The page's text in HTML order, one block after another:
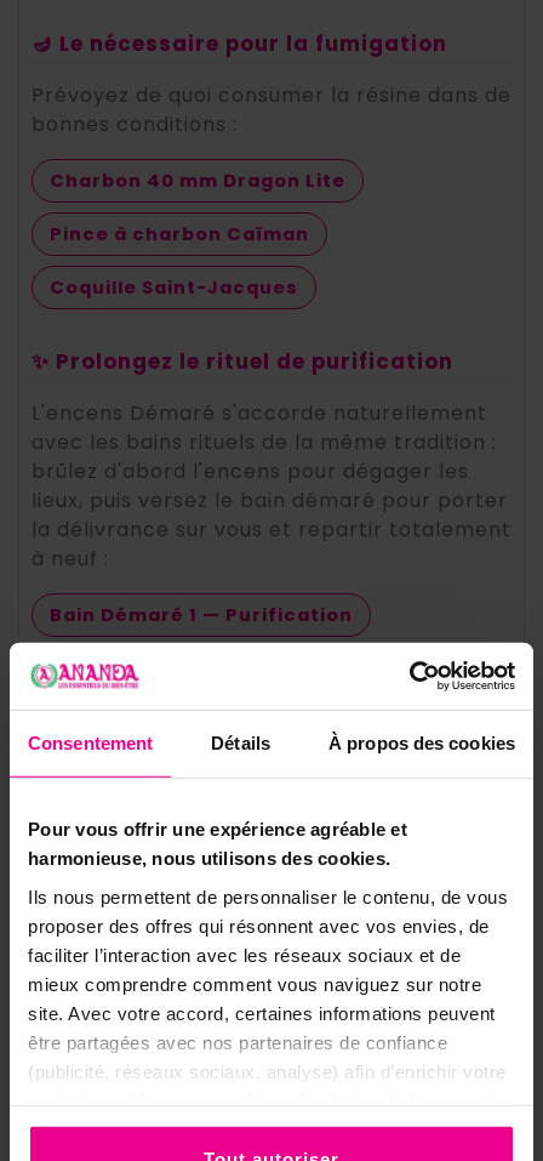
Consentement Détails À propos des cookies
Pour vous offrir une expérience agréable et
harmonieuse, nous utilisons des cookies.
Ils nous permettent de personnaliser le contenu, de vous
proposer des offres qui résonnent avec vos envies, de
faciliter l’interaction avec les réseaux sociaux et de
mieux comprendre comment vous naviguez sur notre
site. Avec votre accord, certaines informations peuvent
être partagées avec nos partenaires de confiance
(publicité, réseaux sociaux, analyse) afin d’enrichir votre
ou de les refuser.
🪔 Le nécessaire pour la fumigation
Prévoyez de quoi consumer la résine dans de
bonnes conditions :
Charbon 40 mm Dragon Lite
Pince à charbon Caïman
Coquille Saint-Jacques
✨ Prolongez le rituel de purification
L'encens Démaré s'accorde naturellement
avec les bains rituels de la même tradition :
brûlez d'abord l'encens pour dégager les
lieux, puis versez le bain démaré pour porter
la délivrance sur vous et repartir totalement
à neuf :
Bain Démaré 1 — Purification
Bain Démaré 1 et 2
⚠️ Précautions et bon usage
•
Brûlez la résine dans un encensoir ou
une coupelle réfractaire, sur une
surface stable et non inflammable.
•
Ne laissez jamais le charbon
incandescent sans surveillance et
gardez-le hors de portée des enfants